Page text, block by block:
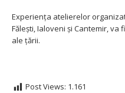
Experiența atelierelor
Fălești, Ialoveni și Cantemir, va
ale țării.
Post Views: 1.161